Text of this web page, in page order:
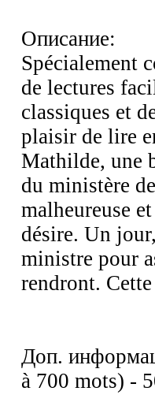
Описание:
Spécialement
de lectures
classiques et
plaisir de lire
Mathilde, une
du ministère
malheureuse
désire. Un
ministre pour
rendront.
Доп.
à 700 mots) -